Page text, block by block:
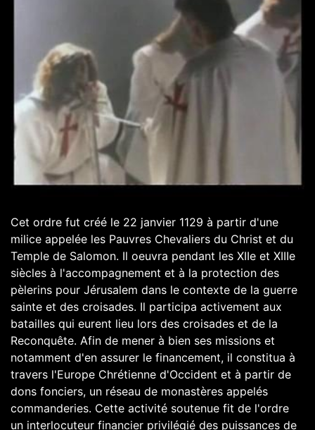
Cet ordre fut créé le 22 janvier 1129 à partir d'une
milice appelée les Pauvres Chevaliers du Christ et du
Temple de Salomon. Il oeuvra pendant les XIIe et XIIIe
siècles à l'accompagnement et à la protection des
pèlerins pour Jérusalem dans le contexte de la guerre
sainte et des croisades. Il participa activement aux
batailles qui eurent lieu lors des croisades et de la
Reconquête. Afin de mener à bien ses missions et
notamment d'en assurer le financement, il constitua à
travers l'Europe Chrétienne d'Occident et à partir de
dons fonciers, un réseau de monastères appelés
commanderies. Cette activité soutenue fit de l'ordre
un interlocuteur financier privilégié des puissances de